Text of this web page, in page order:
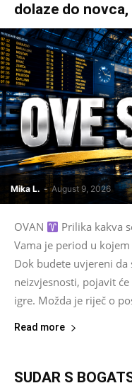
dolaze do novca,
Mika L. - August 9, 2026
OVAN
Prilika kakva
Vama je period u
Dok budete uvjereni da
neizvjesnosti, pojavit
igre. Možda je riječ o
Read more
SUDAR S